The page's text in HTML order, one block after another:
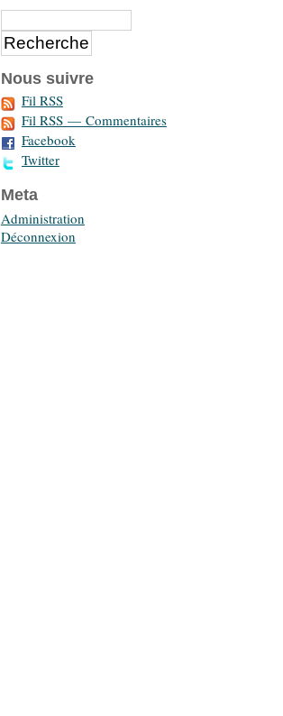
Nous suivre
Fil RSS
Fil RSS — Commentaires
Facebook
Twitter
Meta
Administration
Déconnexion